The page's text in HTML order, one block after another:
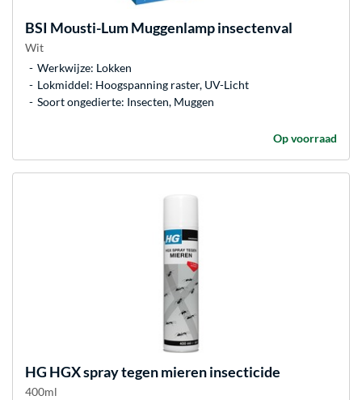
BSI Mousti-Lum Muggenlamp insectenval
Wit
Werkwijze: Lokken
Lokmiddel: Hoogspanning raster, UV-Licht
Soort ongedierte: Insecten, Muggen
Op voorraad
HG HGX spray tegen mieren insecticide
400ml